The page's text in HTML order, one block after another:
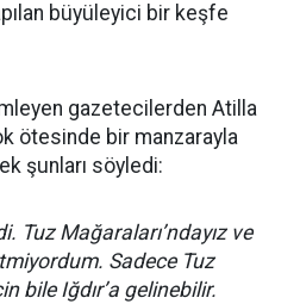
büyüleyici bir keşfe
gazetecilerden Atilla
ötesinde bir manzarayla
şunları söyledi:
Tuz Mağaraları’ndayız ve
Sadece Tuz
bile Iğdır’a gelinebilir.